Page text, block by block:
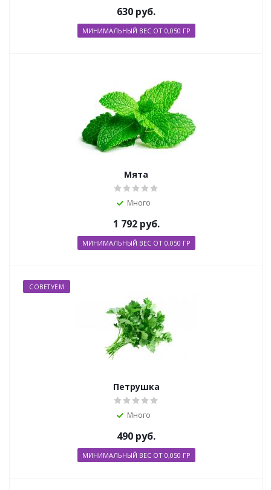
630 руб.
МИНИМАЛЬНЫЙ ВЕС ОТ 0,050 ГР
Мята
Много
1 792руб.
МИНИМАЛЬНЫЙ ВЕС ОТ 0,050 ГР
СОВЕТУЕМ
Петрушка
Много
490 руб.
МИНИМАЛЬНЫЙ ВЕС ОТ 0,050 ГР